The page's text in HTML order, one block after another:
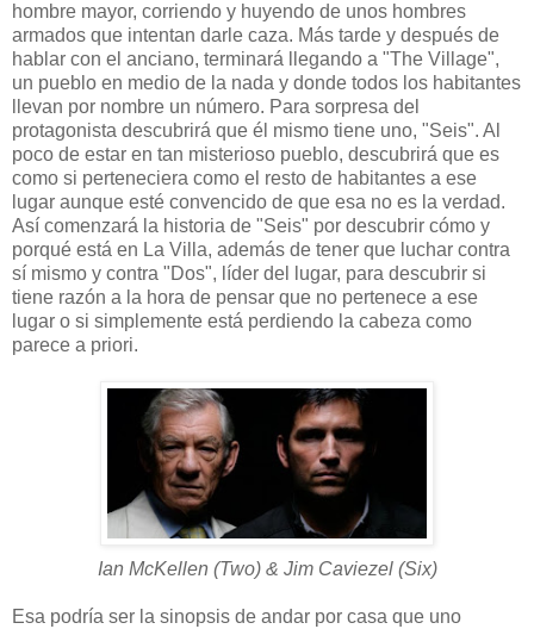
hombre mayor, corriendo y huyendo de unos hombres
armados que intentan darle caza. Más tarde y después de
hablar con el anciano, terminará llegando a "The Village",
un pueblo en medio de la nada y donde todos los habitantes
llevan por nombre un número. Para sorpresa del
protagonista descubrirá que él mismo tiene uno, "Seis". Al
poco de estar en tan misterioso pueblo, descubrirá que es
como si perteneciera como el resto de habitantes a ese
lugar aunque esté convencido de que esa no es la verdad.
Así comenzará la historia de "Seis" por descubrir cómo y
porqué está en La Villa, además de tener que luchar contra
sí mismo y contra "Dos", líder del lugar, para descubrir si
tiene razón a la hora de pensar que no pertenece a ese
lugar o si simplemente está perdiendo la cabeza como
parece a priori.
Ian McKellen (Two) & Jim Caviezel (Six)
Esa podría ser la sinopsis de andar por casa que uno